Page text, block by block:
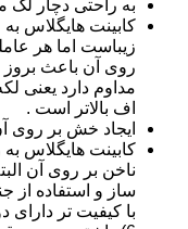
به راحتی دچار لک
کابینت هایگلاس
زیباست اما هر
روی آن باعث بروز
مداوم دارد یعنی
اف بالاتر است .
ایجاد خش بر روی
کابینت هایگلاس
ناخن بر روی آن
ساز و استفاده
با کیفیت تر